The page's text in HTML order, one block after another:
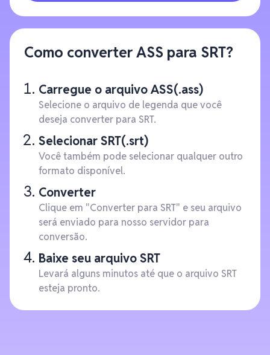
Como converter ASS para SRT?
Carregue o arquivo ASS(.ass)
Selecione o arquivo de legenda que você
deseja converter para SRT.
Selecionar SRT(.srt)
Você também pode selecionar qualquer outro
formato disponível.
Converter
Clique em "Converter para SRT" e seu arquivo
será enviado para nosso servidor para
conversão.
Baixe seu arquivo SRT
Levará alguns minutos até que o arquivo SRT
esteja pronto.